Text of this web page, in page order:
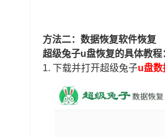
方法二：数据恢复软件恢复
超级兔子u盘恢复的具体教程
1. 下载并打开超级兔子u盘数